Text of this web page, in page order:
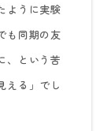
ように実験
も同期の友
、という苦
える」でし